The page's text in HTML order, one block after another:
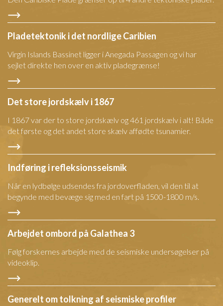
Pladetektonik i det nordlige Caribien
Virgin Islands Bassinet ligger i Anegada Passagen og vi har
sejlet direkte hen over en aktiv pladegrænse!
Det store jordskælv i 1867
I 1867 var der to store jordskælv og 461 jordskælv i alt! Både
det første og det andet store skælv affødte tsunamier.
Indføring i refleksionsseismik
Når en lydbølge udsendes fra jordoverfladen, vil den til at
begynde med bevæge sig med en fart på 1500-1800 m/s.
Arbejdet ombord på Galathea 3
Følg forskernes arbejde med de seismiske undersøgelser på
videoklip.
Generelt om tolkning af seismiske profiler